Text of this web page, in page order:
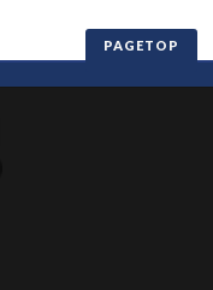
PAGETOP